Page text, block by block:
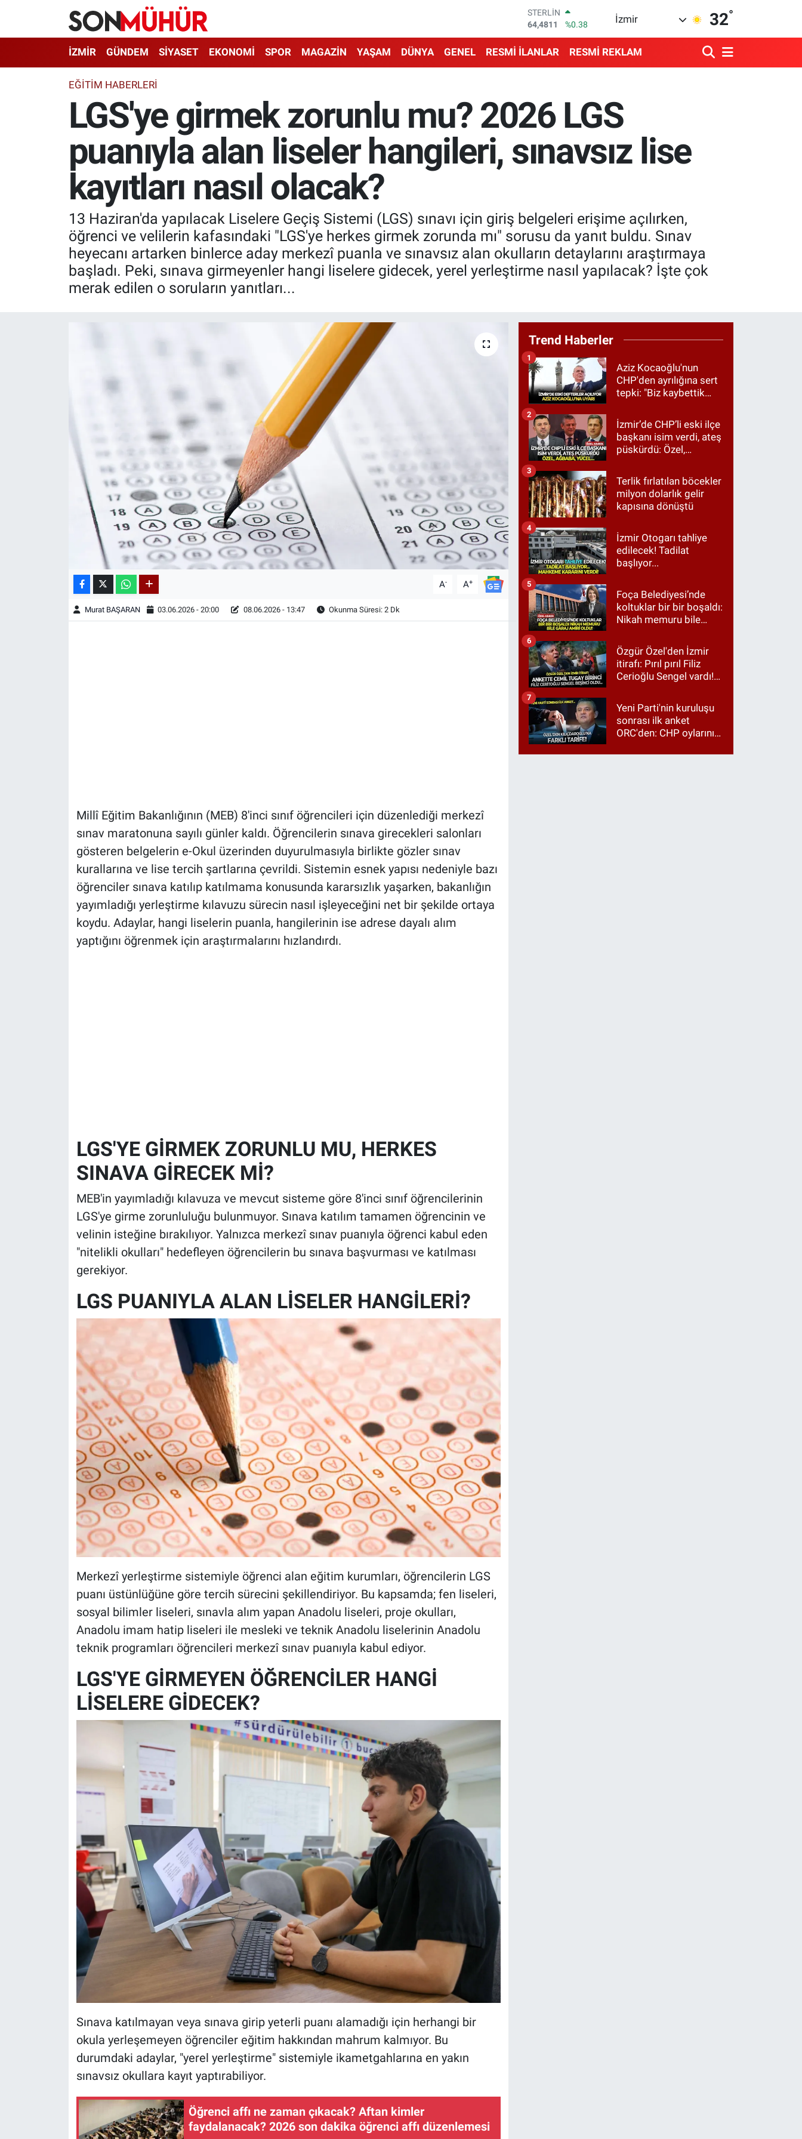
GRAM ALTIN
6660.55
%0.03
BİST100
13.779
%-14
EURO
55,2510
%0.32
64,4811
%0.38
İzmir 32°
İZMİR GÜNDEM SİYASET EKONOMİ SPOR MAGAZİN YAŞAM DÜNYA GENEL RESMİ İLANLAR RESMİ REKLAM
EĞITIM HABERLERI
LGS'ye girmek zorunlu mu? 2026 LGS
puanıyla alan liseler hangileri, sınavsız lise
kayıtları nasıl olacak?
13 Haziran'da yapılacak Liselere Geçiş Sistemi (LGS) sınavı için giriş belgeleri erişime açılırken,
öğrenci ve velilerin kafasındaki "LGS'ye herkes girmek zorunda mı" sorusu da yanıt buldu. Sınav
heyecanı artarken binlerce aday merkezî puanla ve sınavsız alan okulların detaylarını araştırmaya
başladı. Peki, sınava girmeyenler hangi liselere gidecek, yerel yerleştirme nasıl yapılacak? İşte çok
merak edilen o soruların yanıtları...
A- A+
Murat BAŞARAN 03.06.2026 - 20:00 08.06.2026 - 13:47 Okunma Süresi: 2 Dk
Millî Eğitim Bakanlığının (MEB) 8'inci sınıf öğrencileri için düzenlediği merkezî
sınav maratonuna sayılı günler kaldı. Öğrencilerin sınava girecekleri salonları
gösteren belgelerin e-Okul üzerinden duyurulmasıyla birlikte gözler sınav
kurallarına ve lise tercih şartlarına çevrildi. Sistemin esnek yapısı nedeniyle bazı
öğrenciler sınava katılıp katılmama konusunda kararsızlık yaşarken, bakanlığın
yayımladığı yerleştirme kılavuzu sürecin nasıl işleyeceğini net bir şekilde ortaya
koydu. Adaylar, hangi liselerin puanla, hangilerinin ise adrese dayalı alım
yaptığını öğrenmek için araştırmalarını hızlandırdı.
LGS'YE GİRMEK ZORUNLU MU, HERKES
SINAVA GİRECEK Mİ?
MEB'in yayımladığı kılavuza ve mevcut sisteme göre 8'inci sınıf öğrencilerinin
LGS'ye girme zorunluluğu bulunmuyor. Sınava katılım tamamen öğrencinin ve
velinin isteğine bırakılıyor. Yalnızca merkezî sınav puanıyla öğrenci kabul eden
"nitelikli okulları" hedefleyen öğrencilerin bu sınava başvurması ve katılması
gerekiyor.
LGS PUANIYLA ALAN LİSELER HANGİLERİ?
Merkezî yerleştirme sistemiyle öğrenci alan eğitim kurumları, öğrencilerin LGS
puanı üstünlüğüne göre tercih sürecini şekillendiriyor. Bu kapsamda; fen liseleri,
sosyal bilimler liseleri, sınavla alım yapan Anadolu liseleri, proje okulları,
Anadolu imam hatip liseleri ile mesleki ve teknik Anadolu liselerinin Anadolu
teknik programları öğrencileri merkezî sınav puanıyla kabul ediyor.
LGS'YE GİRMEYEN ÖĞRENCİLER HANGİ
LİSELERE GİDECEK?
Sınava katılmayan veya sınava girip yeterli puanı alamadığı için herhangi bir
okula yerleşemeyen öğrenciler eğitim hakkından mahrum kalmıyor. Bu
durumdaki adaylar, "yerel yerleştirme" sistemiyle ikametgahlarına en yakın
sınavsız okullara kayıt yaptırabiliyor.
Öğrenci affı ne zaman çıkacak? Aftan kimler
faydalanacak? 2026 son dakika öğrenci affı düzenlemesi
Trend Haberler
Aziz Kocaoğlu'nun
CHP'den ayrılığına sert
tepki: "Biz kaybettik
etmedik"
1
İzmir’de CHP’li eski ilçe
başkanı isim verdi, ateş
püskürdü: Özel,
2
Terlik fırlatılan böcekler
milyon dolarlık gelir
kapısına dönüştü
3
İzmir Otogarı tahliye
edilecek! Tadilat
başlıyor...
4
Foça Belediyesi’nde
koltuklar bir bir boşaldı:
Nikah memuru bile
5
Özgür Özel'den İzmir
itirafı: Pırıl pırıl Filiz
Cerioğlu Sengel vardı!
Tugay birinci çıktı
6
Yeni Parti'nin kuruluşu
sonrası ilk anket
ORC'den: CHP oylarının
üçte biri Kılıçdaroğlu'na
7
İzmir Nöbetçi Eczaneler
İzmir Hava Durumu
İzmir Namaz Vakitleri
İzmir Trafik Yoğunluk Haritası
Süper Lig Puan Durumu ve Fikstür
Tüm Manşetler
Son Dakika Haberleri
Haber Arşivi